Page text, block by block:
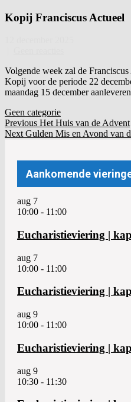
Kopij Franciscus Actueel
Volgende week zal de
Kopij voor de periode 22
maandag 15 december
Geen categorie
Post
navigation
Bericht
navigatie
Previous Previous
Post:
Het Huis van de Advent
Next Next
Gulden Mis en Avond van
Aankomende
aug 7
10:00 - 11:00
Eucharistieviering |
aug 7
10:00 - 11:00
Eucharistieviering |
aug 9
10:00 - 11:00
Eucharistieviering |
aug 9
10:30 - 11:30